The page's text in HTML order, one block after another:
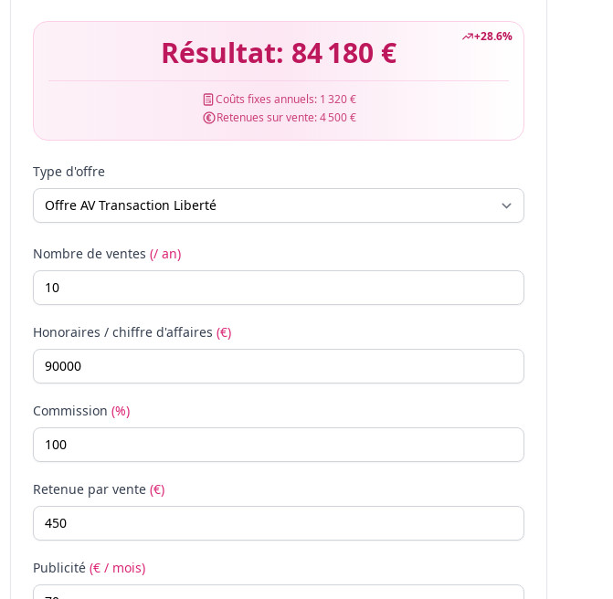
+28.6%
Résultat: 84 180 €
Coûts fixes annuels: 1 320 €
Retenues sur vente:4 500 €
Type d'offre
Nombre de ventes (/ an)
Honoraires / chiffre d'affaires (€)
Commission (%)
Retenue par vente (€)
Publicité (€ / mois)